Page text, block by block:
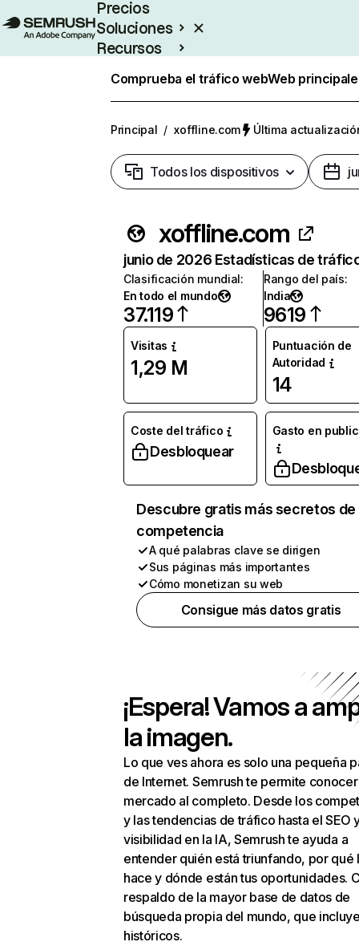
Precios
Soluciones
Recursos
Comprueba el tráfico webWeb
Principal / xoffline.com Última
Todos los dispositivos
xoffline.com
junio de 2026 Estadísticas de
Clasificación mundial:
En todo el mundo
37.119
Rango del país:
India
9619
Visitas
1,29 M
Puntuación de
Autoridad
14
Coste del tráfico
Desbloquear
Gasto en
Descubre gratis más secretos de
competencia
A qué palabras clave se dirigen
Sus páginas más importantes
Cómo monetizan su web
Consigue más datos gratis
¡Espera! Vamos a
la imagen.
Lo que ves ahora es solo una pequeña
de Internet. Semrush te permite
mercado al completo. Desde los
y las tendencias de tráfico hasta el SEO
visibilidad en la IA, Semrush te ayuda a
entender quién está triunfando, por qué
hace y dónde están tus oportunidades.
respaldo de la mayor base de datos de
búsqueda propia del mundo, que
históricos.